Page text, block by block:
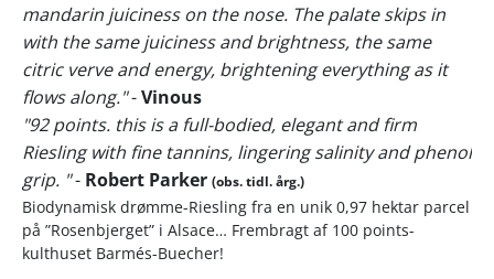
mandarin juiciness on the nose. The palate skips in
with the same juiciness and brightness, the same
citric verve and energy, brightening everything as it
flows along."-Vinous
"92 points. this is a full-bodied, elegant and firm
Riesling with fine tannins, lingering salinity and phenol
grip. "- Robert Parker (obs. tidl. årg.)
Biodynamisk drømme-Riesling fra en unik 0,97 hektar parcel
på ”Rosenbjerget” i Alsace… Frembragt af 100 points-
kulthuset Barmés-Buecher!